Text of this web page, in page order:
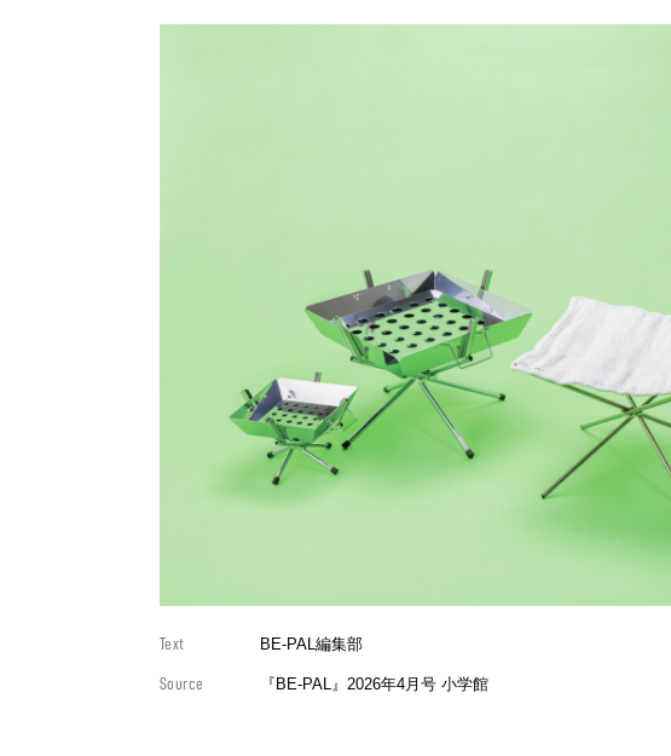
Text BE-PAL編集部
Source 『BE-PAL』2026年4月号 小学館